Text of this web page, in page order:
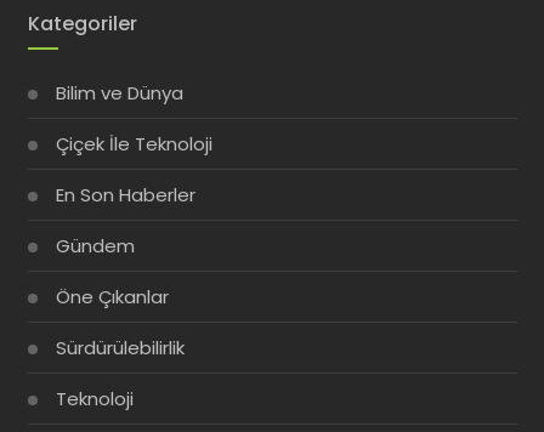
Kategoriler
Bilim ve Dünya
Çiçek İle Teknoloji
En Son Haberler
Gündem
Öne Çıkanlar
Sürdürülebilirlik
Teknoloji